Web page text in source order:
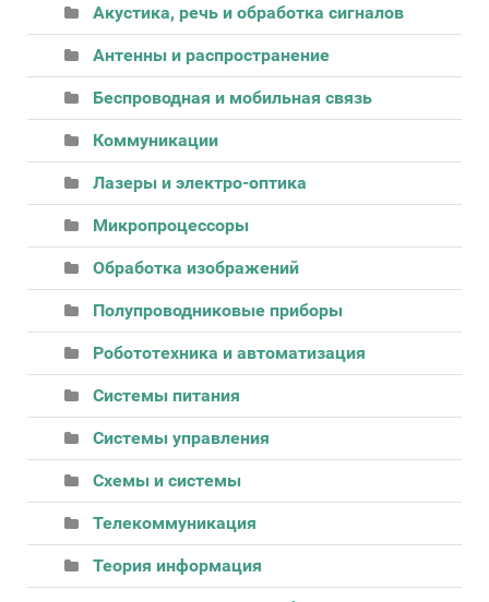
Акустика, речь и обработка сигналов
Антенны и распространение
Беспроводная и мобильная связь
Коммуникации
Лазеры и электро-оптика
Микропроцессоры
Обработка изображений
Полупроводниковые приборы
Робототехника и автоматизация
Системы питания
Системы управления
Схемы и системы
Телекоммуникация
Теория информация